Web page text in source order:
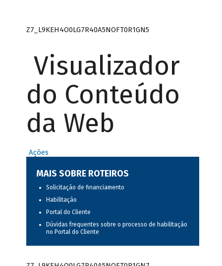
Z7_L9KEH4O0LG7R40A5NOFT0R1GN5
Visualizador
do Conteúdo
da Web
Ações
MAIS SOBRE ROTEIROS
Solicitação de financiamento
Habilitação
Portal do Cliente
Dúvidas frequentes sobre o processo de habilitação
no Portal do Cliente